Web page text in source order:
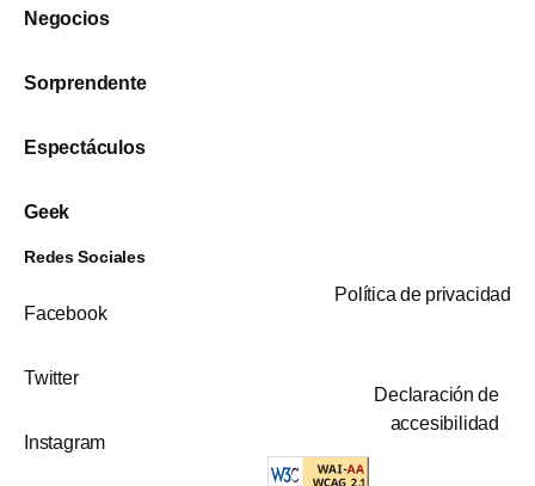
Negocios
Sorprendente
Espectáculos
Geek
Redes Sociales
Facebook
Twitter
Instagram
Política de privacidad
Declaración de
accesibilidad